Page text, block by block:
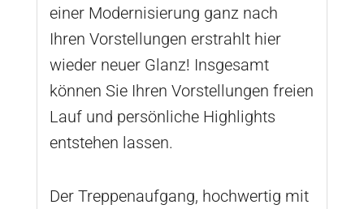
einer Modernisierung ganz nach
Ihren Vorstellungen erstrahlt hier
wieder neuer Glanz! Insgesamt
können Sie Ihren Vorstellungen freien
Lauf und persönliche Highlights
entstehen lassen.
Der Treppenaufgang, hochwertig mit